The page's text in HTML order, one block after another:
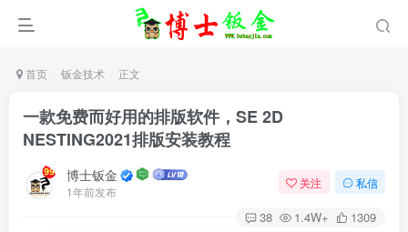
首页 钣金技术 正文
一款免费而好用的排版软件，SE 2D
NESTING2021排版安装教程
博士钣金
1年前发布
关注 私信
38 1.4W+ 1309